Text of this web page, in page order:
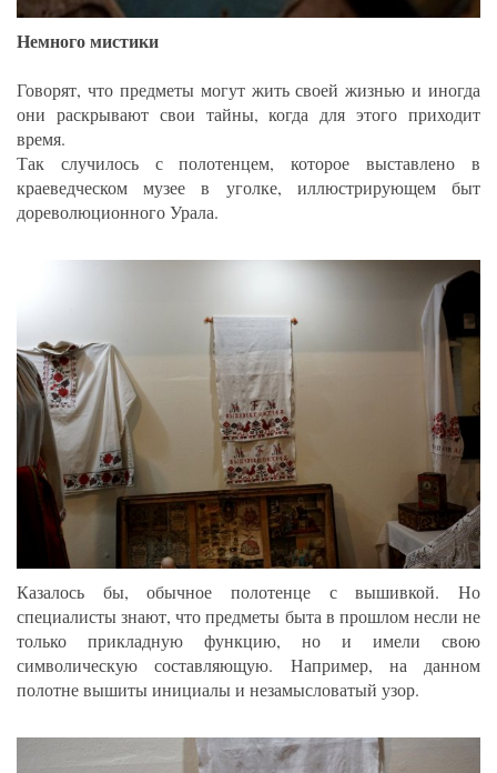
Немного мистики
Говорят, что предметы могут жить своей жизнью и иногда
они раскрывают свои тайны, когда для этого приходит
время.
Так случилось с полотенцем, которое выставлено в
краеведческом музее в уголке, иллюстрирующем быт
дореволюционного Урала.
Казалось бы, обычное полотенце с вышивкой. Но
специалисты знают, что предметы быта в прошлом несли не
только прикладную функцию, но и имели свою
символическую составляющую. Например, на данном
полотне вышиты инициалы и незамысловатый узор.